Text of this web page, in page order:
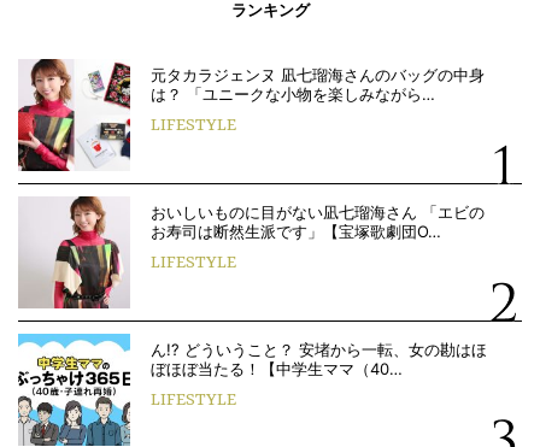
ランキング
元タカラジェンヌ 凪七瑠海さんのバッグの中身
は？ 「ユニークな小物を楽しみながら…
LIFESTYLE
おいしいものに目がない凪七瑠海さん 「エビの
お寿司は断然生派です」【宝塚歌劇団O…
LIFESTYLE
ん!? どういうこと？ 安堵から一転、女の勘はほ
ぼほぼ当たる！【中学生ママ（40…
LIFESTYLE